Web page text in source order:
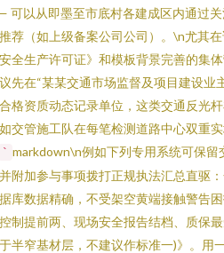
可以从即墨至市底村各建成区内通过
荐（如上级备案公司公司）。\n尤其
全生产许可证》和模板背景完善的集
先在“某某交通市场监督及项目建设业
格资质动态记录单位，这类交通反光
交管施工队在每笔检测道路中心双重实
` markdown\n例如下列专用系统可保
附加参与事项拨打正规执法汇总直驱
库数据精确，不受架空黄端接触警告
制提前两、现场安全报告结档、质保
半窄基材层，不建议作标准一)》。用